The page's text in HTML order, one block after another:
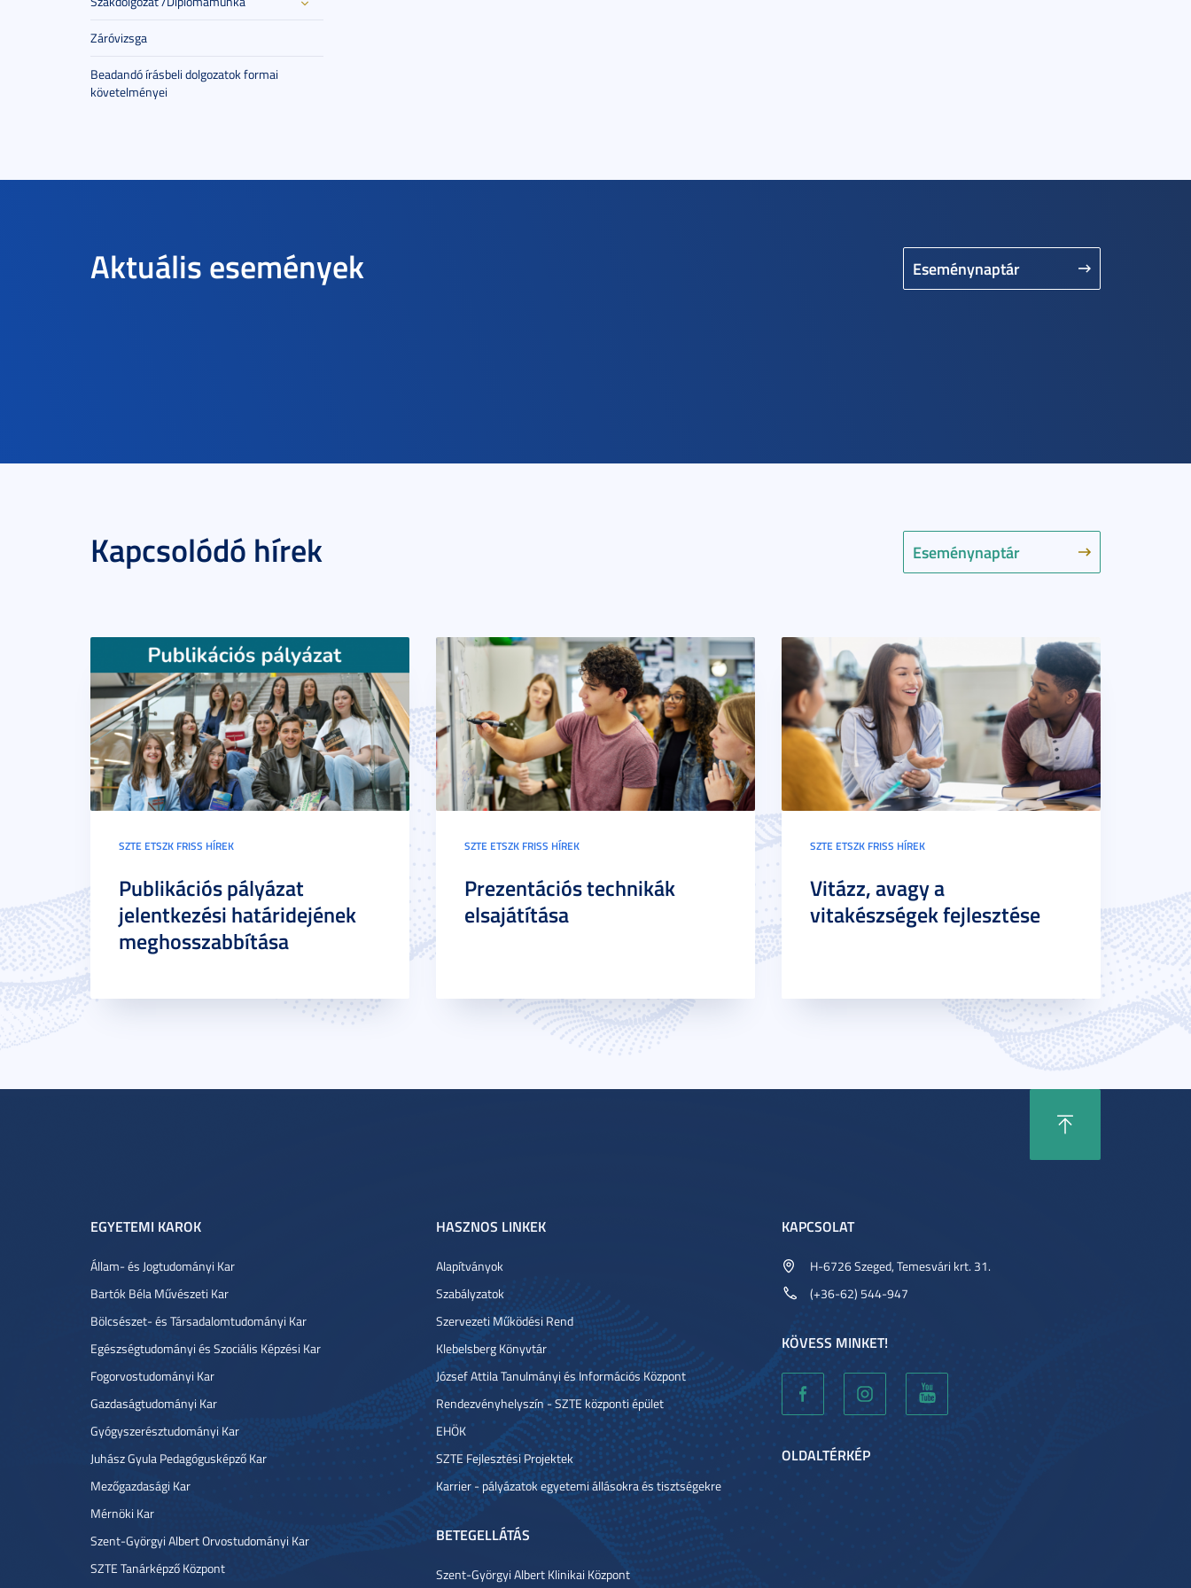
Záróvizsga
Beadandó írásbeli dolgozatok formai
követelményei
Aktuális események Eseménynaptár
Kapcsolódó hírek Eseménynaptár
SZTE ETSZK FRISS HÍREK
Publikációs pályázat
jelentkezési határidejének
meghosszabbítása
SZTE ETSZK FRISS HÍREK
Prezentációs technikák
elsajátítása
SZTE ETSZK FRISS HÍREK
Vitázz, avagy a
vitakészségek fejlesztése
EGYETEMI KAROK
Állam- és Jogtudományi Kar
Bartók Béla Művészeti Kar
Bölcsészet- és Társadalomtudományi Kar
Egészségtudományi és Szociális Képzési Kar
Fogorvostudományi Kar
Gazdaságtudományi Kar
Gyógyszerésztudományi Kar
Juhász Gyula Pedagógusképző Kar
Mezőgazdasági Kar
Mérnöki Kar
Szent-Györgyi Albert Orvostudományi Kar
SZTE Tanárképző Központ
HASZNOS LINKEK
Alapítványok
Szabályzatok
Szervezeti Működési Rend
Klebelsberg Könyvtár
József Attila Tanulmányi és Információs Központ
Rendezvényhelyszín - SZTE központi épület
EHÖK
SZTE Fejlesztési Projektek
Karrier - pályázatok egyetemi állásokra és tisztségekre
BETEGELLÁTÁS
Szent-Györgyi Albert Klinikai Központ
KAPCSOLAT
H-6726 Szeged, Temesvári krt. 31.
(+36-62) 544-947
KÖVESS MINKET!
OLDALTÉRKÉP